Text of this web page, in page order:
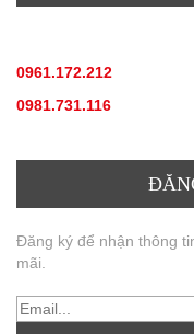
0961.172.212
0981.731.116
Đăng ký để nhận thông
mãi.